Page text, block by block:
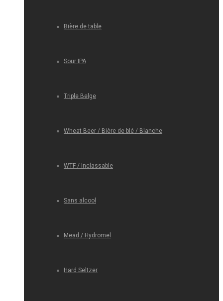
Bière de table
Sour IPA
Triple Belge
Wheat Beer / Bière de blé / Blanche
WTF / Inclassable
Sans alcool
Mead / Hydromel
Hard Seltzer